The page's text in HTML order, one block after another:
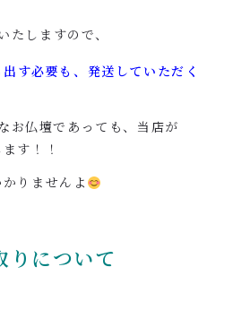
たしますので、
す必要も、発送していただく
お仏壇であっても、当店が
す！！
りませんよ
りについて